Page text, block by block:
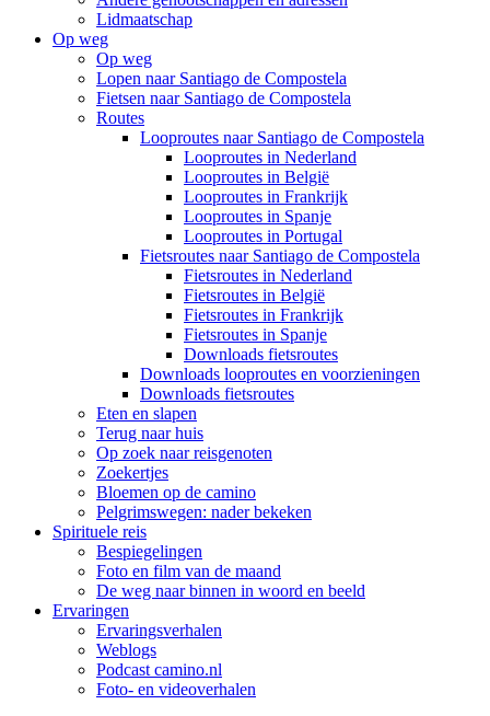
Lidmaatschap
Op weg
Op weg
Lopen naar Santiago de Compostela
Fietsen naar Santiago de Compostela
Routes
Looproutes naar Santiago de Compostela
Looproutes in Nederland
Looproutes in België
Looproutes in Frankrijk
Looproutes in Spanje
Looproutes in Portugal
Fietsroutes naar Santiago de Compostela
Fietsroutes in Nederland
Fietsroutes in België
Fietsroutes in Frankrijk
Fietsroutes in Spanje
Downloads fietsroutes
Downloads looproutes en voorzieningen
Downloads fietsroutes
Eten en slapen
Terug naar huis
Op zoek naar reisgenoten
Zoekertjes
Bloemen op de camino
Pelgrimswegen: nader bekeken
Spirituele reis
Bespiegelingen
Foto en film van de maand
De weg naar binnen in woord en beeld
Ervaringen
Ervaringsverhalen
Weblogs
Podcast camino.nl
Foto- en videoverhalen